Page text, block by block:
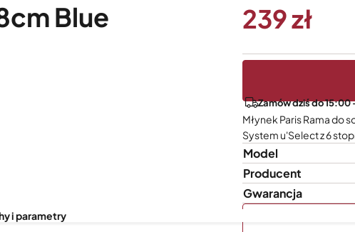
Blue
239
Zamów dziś do
Młynek Paris Rama do
System u'Select z 6
Model
Producent
Gwarancja
i parametry